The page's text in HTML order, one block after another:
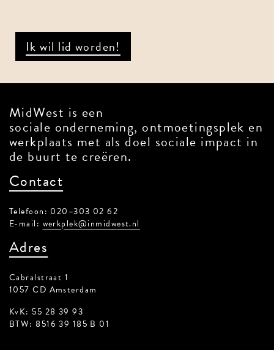
Ik wil lid worden!
MidWest is een
sociale onderneming, ontmoetingsplek en
werkplaats met als doel sociale impact in
de buurt te creëren.
Contact
Telefoon: 020–303 02 62
E-mail: werkplek@inmidwest.nl
Adres
Cabralstraat 1
1057 CD Amsterdam
KvK: 55 28 39 93
BTW: 8516 39 185 B 01